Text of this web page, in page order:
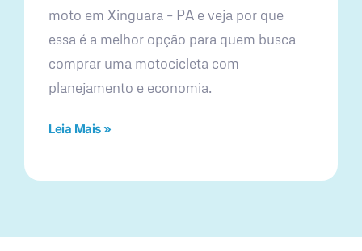
moto em Xinguara – PA e veja por que
essa é a melhor opção para quem busca
comprar uma motocicleta com
planejamento e economia.
Leia Mais »